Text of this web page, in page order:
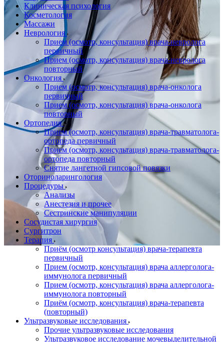
Клиническая психология
Косметология
Массажи
Неврология
Прием (осмотр, консультация) врача-невролога
первичный
Прием (осмотр, консультация) врача-невролога
повторный
Онкология
Прием (осмотр, консультация) врача-онколога
первичный
Прием (осмотр, консультация) врача-онколога
повторный
Ортопедия
Прием (осмотр, консультация) врача-травматолога-
ортопеда первичный
Прием (осмотр, консультация) врача-травматолога-
ортопеда повторный
Снятие лангетной гипсовой повязки
Оториноларингология
Процедуры
Анализы
Анестезия и прочее
Сестринские манипуляции
Сосудистая хирургия
Сургитрон
Терапия
Приём (осмотр консультация) врача-терапевта
первичный
Прием (осмотр, консультация) врача аллерголога-
иммунолога первичный
Прием (осмотр, консультация) врача аллерголога-
иммунолога повторный
Приём (осмотр, консультация) врача-терапевта
(повторный)
Ультразвуковые исследования
Прочие ультразвуковые исследования
Ультразвуковое исследование мочевыделительной